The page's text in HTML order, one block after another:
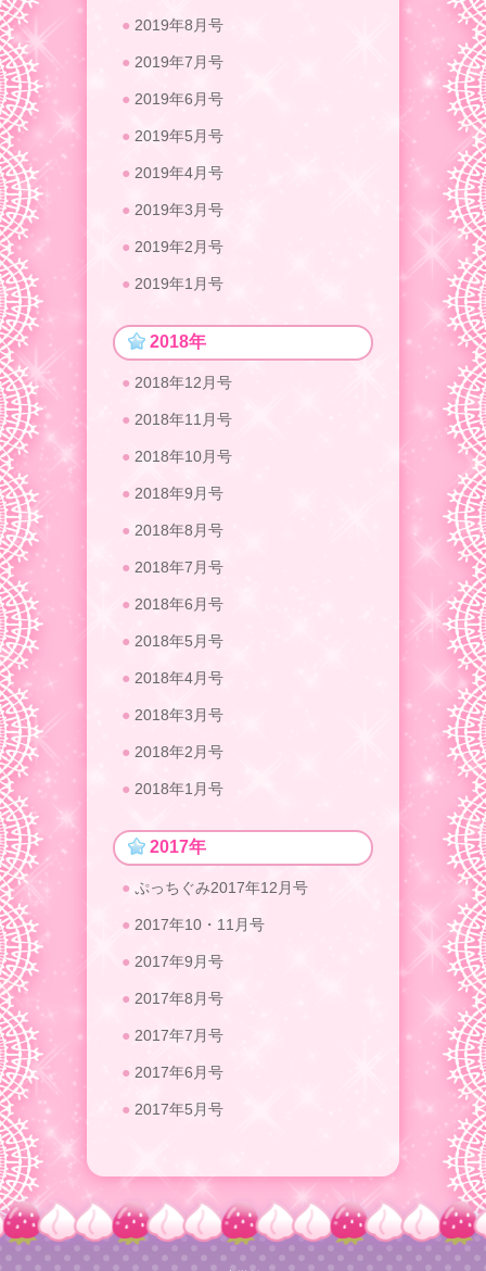
2019年8月号
2019年7月号
2019年6月号
2019年5月号
2019年4月号
2019年3月号
2019年2月号
2019年1月号
2018年
2018年12月号
2018年11月号
2018年10月号
2018年9月号
2018年8月号
2018年7月号
2018年6月号
2018年5月号
2018年4月号
2018年3月号
2018年2月号
2018年1月号
2017年
ぷっちぐみ2017年12月号
2017年10・11月号
2017年9月号
2017年8月号
2017年7月号
2017年6月号
2017年5月号